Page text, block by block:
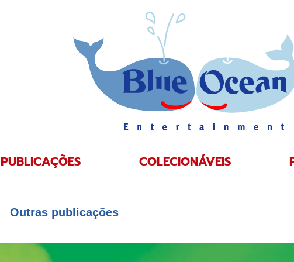
PUBLICAÇÕES COLECIONÁVEIS
Outras publicações